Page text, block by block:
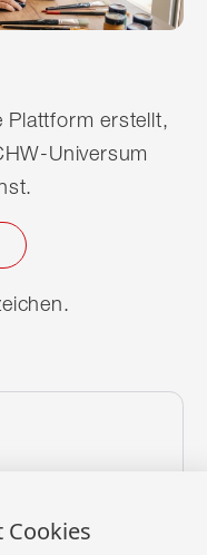
Cookies
Plattform erstellt,
Universum